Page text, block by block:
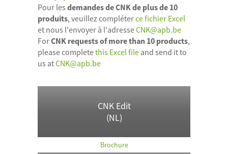
Pour les demandes de CNK de plus de 10
produits, veuillez compléterce fichier Excel
et nous l'envoyer à l'adresseCNK@apb.be
ForCNK requests of more than 10 products,
please completethis Excel file and send it to
us atCNK@apb.be
CNK Edit
(NL)
Brochure